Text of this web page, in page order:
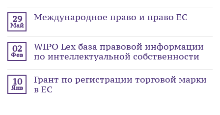
29
Май
Международное право и право ЕС
02
Фев
WIPO Lex база правовой информации
по интеллектуальной собственности
10
Янв
Грант по регистрации торговой марки
в ЕС